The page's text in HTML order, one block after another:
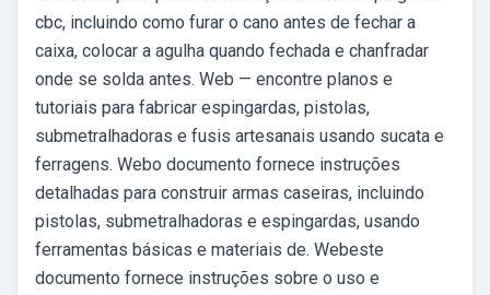
cbc, incluindo como furar o cano antes de fechar a
caixa, colocar a agulha quando fechada e chanfradar
onde se solda antes. Web — encontre planos e
tutoriais para fabricar espingardas, pistolas,
submetralhadoras e fusis artesanais usando sucata e
ferragens. Webo documento fornece instruções
detalhadas para construir armas caseiras, incluindo
pistolas, submetralhadoras e espingardas, usando
ferramentas básicas e materiais de. Webeste
documento fornece instruções sobre o uso e